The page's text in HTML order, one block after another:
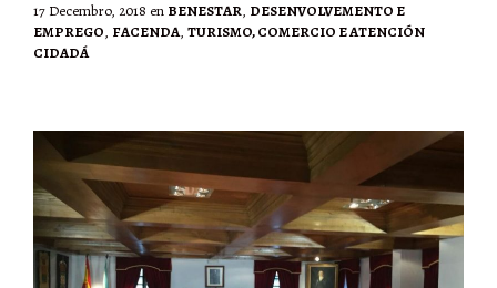
17 Decembro, 2018 en BENESTAR, DESENVOLVEMENTO E
EMPREGO, FACENDA, TURISMO, COMERCIO E ATENCIÓN
CIDADÁ